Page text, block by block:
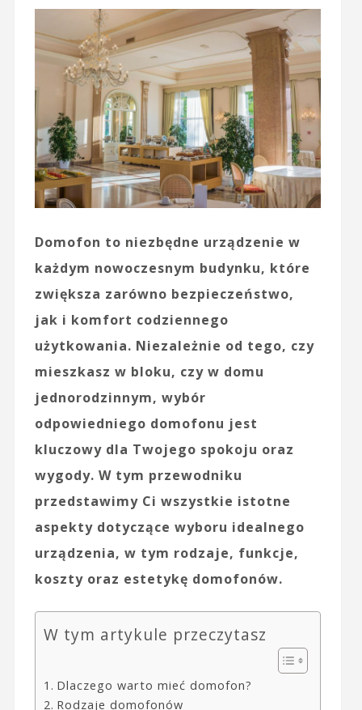
Domofon to niezbędne urządzenie w
każdym nowoczesnym budynku, które
zwiększa zarówno bezpieczeństwo,
jak i komfort codziennego
użytkowania. Niezależnie od tego, czy
mieszkasz w bloku, czy w domu
jednorodzinnym, wybór
odpowiedniego domofonu jest
kluczowy dla Twojego spokoju oraz
wygody. W tym przewodniku
przedstawimy Ci wszystkie istotne
aspekty dotyczące wyboru idealnego
urządzenia, w tym rodzaje, funkcje,
koszty oraz estetykę domofonów.
W tym artykule przeczytasz
Dlaczego warto mieć domofon?
Rodzaje domofonów